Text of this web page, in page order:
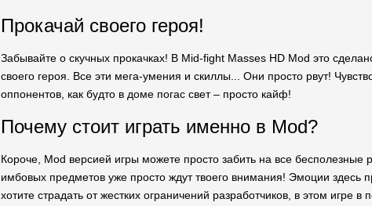
Прокачай своего героя!
Забывайте о скучных прокачках! В Mid-fight Masses HD Mod это
своего героя. Все эти мега-умения и скиллы... Они просто рвут!
оппонентов, как будто в доме погас свет – просто кайф!
Почему стоит играть именно в Mod?
Короче, Mod версией игры можете просто забить на все бесполезные
имбовых предметов уже просто ждут твоего внимания! Эмоции здесь
хотите страдать от жестких ограничений разработчиков, в этом игре